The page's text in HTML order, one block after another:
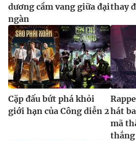
dương cầm vang giữa đại
ngàn
thay
Cặp đấu bứt phá khỏi
giới hạn của Công diễn 2hát
mã
thắng